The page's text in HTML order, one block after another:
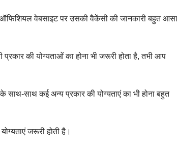
वेबसाइट पर उसकी वैकेंसी की जानकारी बहुत
की योग्यताओं का होना भी जरूरी होता है, तभी आप
साथ कई अन्य प्रकार की योग्यताएं का भी होना बहुत
जरूरी होती है।